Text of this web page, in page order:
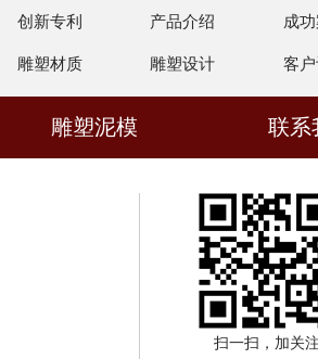
创新专利 产品介绍 成
雕塑材质 雕塑设计 客
雕塑泥模 联系
扫一扫，加关注